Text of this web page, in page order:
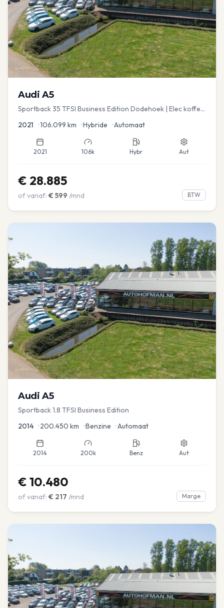
Audi A5
Sportback 35 TFSI Business Edition Dodehoek | Elec koffer
2021 •106.099 km •Hybride •Automaat
2021 106k Hybr Aut
€ 28.885
of vanaf: € 599 /mnd BTW
Audi A5
Sportback 1.8 TFSI Business Edition
2014 •200.450 km •Benzine •Automaat
2014 200k Benz Aut
€ 10.480
of vanaf: € 217 /mnd Marge